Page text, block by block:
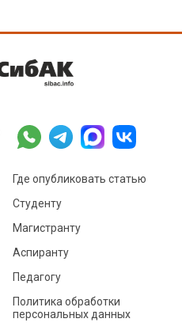
Где опубликовать статью
Студенту
Магистранту
Аспиранту
Педагогу
Политика обработки
персональных данных